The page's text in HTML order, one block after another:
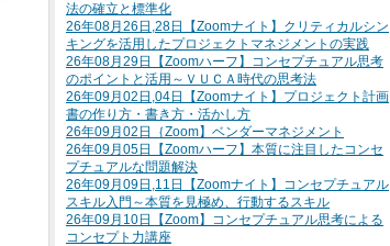
法の確立と標準化
26年08月26日,28日【Zoomナイト】クリティカルシン
キングを活用したプロジェクトマネジメントの実践
26年08月29日【Zoomハーフ】コンセプチュアル思考
のポイントと活用～ＶＵＣＡ時代の思考法
26年09月02日,04日【Zoomナイト】プロジェクト計画
書の作り方・書き方・活かし方
26年09月02日｛Zoom】ベンダーマネジメント
26年09月05日【Zoomハーフ】本質に注目したコンセ
プチュアルな問題解決
26年09月09日,11日【Zoomナイト】コンセプチュアル
スキル入門～本質を見極め、行動するスキル
26年09月10日【Zoom】コンセプチュアル思考による
コンセプト力講座